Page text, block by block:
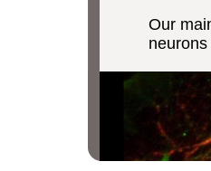
Our